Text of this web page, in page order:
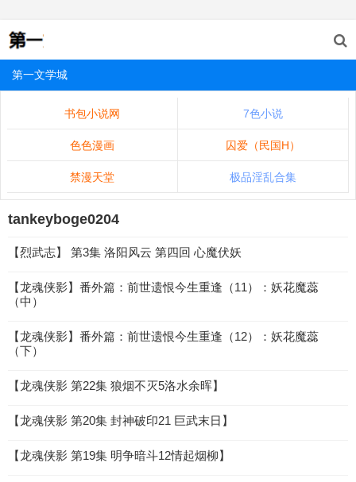
第一文学城
书包小说网 7色小说
色色漫画 囚爱（民国H）
禁漫天堂 极品淫乱合集
tankeyboge0204
【烈武志】 第3集 洛阳风云 第四回 心魔伏妖
【龙魂侠影】番外篇：前世遗恨今生重逢（11）：妖花魔蕊
（中）
【龙魂侠影】番外篇：前世遗恨今生重逢（12）：妖花魔蕊
（下）
【龙魂侠影 第22集 狼烟不灭5洛水余晖】
【龙魂侠影 第20集 封神破印21 巨武末日】
【龙魂侠影 第19集 明争暗斗12情起烟柳】